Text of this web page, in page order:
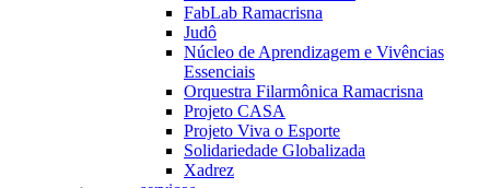
FabLab Ramacrisna
Judô
Núcleo de Aprendizagem e Vivências
Essenciais
Orquestra Filarmônica Ramacrisna
Projeto CASA
Projeto Viva o Esporte
Solidariedade Globalizada
Xadrez